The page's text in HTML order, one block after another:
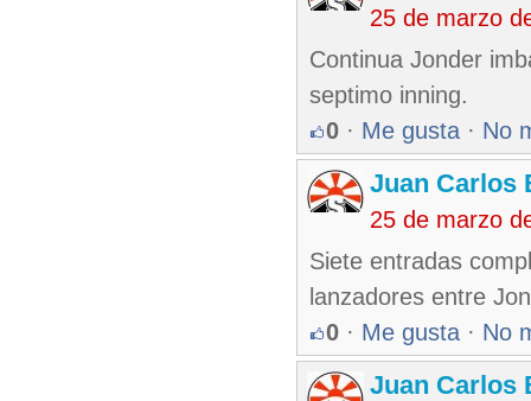
25 de marzo
Continua Jonder
septimo inning.
0 · Me gusta · No
Juan Carlos
25 de marzo
Siete entradas
lanzadores entre
0 · Me gusta · No
Juan Carlos